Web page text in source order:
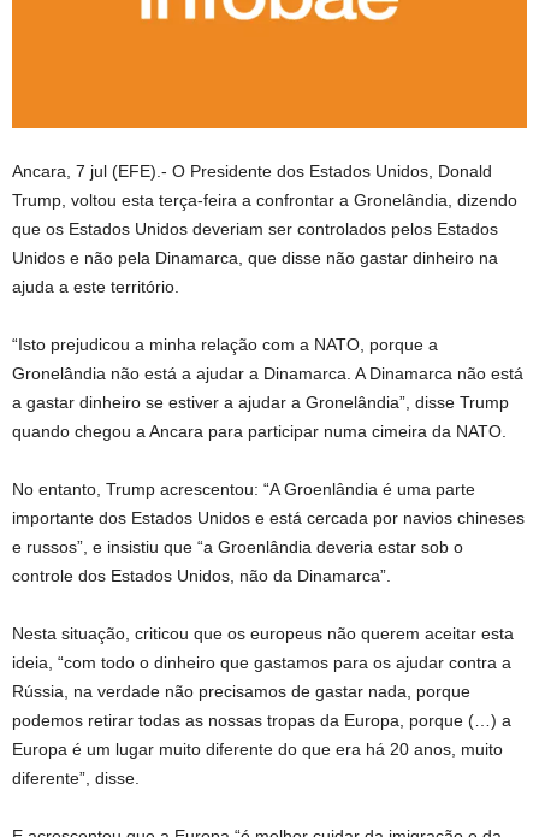
Ancara, 7 jul (EFE).- O Presidente dos Estados Unidos, Donald
Trump, voltou esta terça-feira a confrontar a Gronelândia, dizendo
que os Estados Unidos deveriam ser controlados pelos Estados
Unidos e não pela Dinamarca, que disse não gastar dinheiro na
ajuda a este território.
“Isto prejudicou a minha relação com a NATO, porque a
Gronelândia não está a ajudar a Dinamarca. A Dinamarca não está
a gastar dinheiro se estiver a ajudar a Gronelândia”, disse Trump
quando chegou a Ancara para participar numa cimeira da NATO.
No entanto, Trump acrescentou: “A Groenlândia é uma parte
importante dos Estados Unidos e está cercada por navios chineses
e russos”, e insistiu que “a Groenlândia deveria estar sob o
controle dos Estados Unidos, não da Dinamarca”.
Nesta situação, criticou que os europeus não querem aceitar esta
ideia, “com todo o dinheiro que gastamos para os ajudar contra a
Rússia, na verdade não precisamos de gastar nada, porque
podemos retirar todas as nossas tropas da Europa, porque (…) a
Europa é um lugar muito diferente do que era há 20 anos, muito
diferente”, disse.